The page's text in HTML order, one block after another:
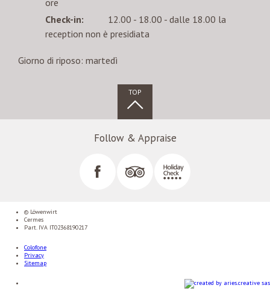
ore
Check-in:
12.00 - 18.00 - dalle 18.00 la
reception non è presidiata
Giorno di riposo: martedì
TOP
Follow & Appraise
© Löwenwirt
Cermes
Part. IVA IT02368190217
Colofone
Privacy
Sitemap